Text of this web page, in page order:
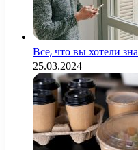
Все, что вы хотели
25.03.2024